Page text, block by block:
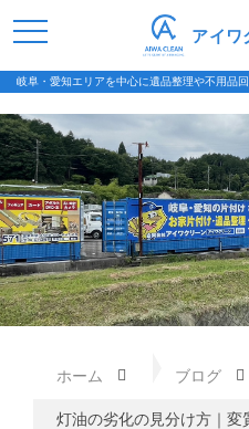
岐阜・愛知エリアを中心に遺品整理や不用品
アイワ
ホーム ブログ
灯油の劣化の見分け方｜